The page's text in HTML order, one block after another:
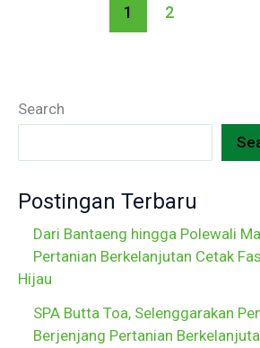
1 2
Search
Postingan Terbaru
Dari Bantaeng hingga Polewali
Pertanian Berkelanjutan Cetak
Hijau
SPA Butta Toa, Selenggarakan
Berjenjang Pertanian